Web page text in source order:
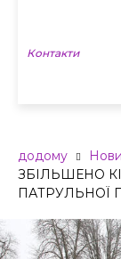
Контакти
додому
ЗБІЛЬШЕНО
ПАТРУЛЬНОЇ